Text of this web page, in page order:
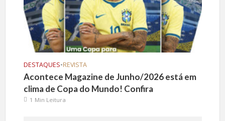
DESTAQUES•REVISTA
Acontece Magazine de Junho/2026 está em
clima de Copa do Mundo! Confira
1 Min Leitura